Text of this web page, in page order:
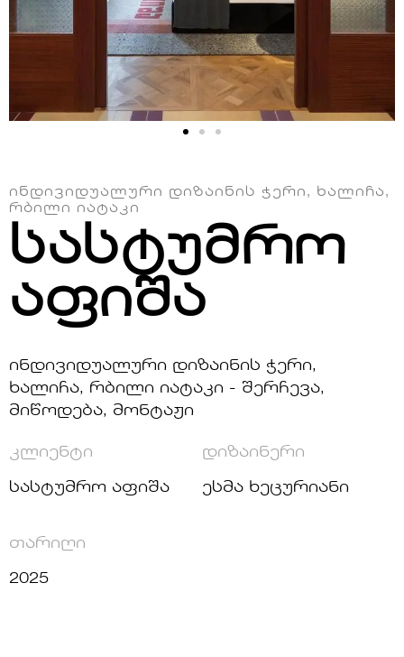
ᲘᲜᲓᲘᲕᲘᲓᲣᲐᲚᲣᲠᲘ ᲓᲘᲖᲐᲘᲜᲘᲡ ᲭᲔᲠᲘ, ᲮᲐᲚᲘᲩᲐ,
ᲠᲑᲘᲚᲘ ᲘᲐᲢᲐᲙᲘ
სასტუმრო
აფიშა
ინდივიდუალური დიზაინის ჭერი,
ხალიჩა, რბილი იატაკი - შერჩევა,
მიწოდება, მონტაჟი
კლიენტი
სასტუმრო აფიშა
დიზაინერი
ესმა ხეცურიანი
თარიღი
2025